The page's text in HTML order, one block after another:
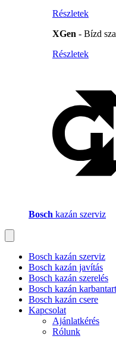
Részletek
XGen - Bízd
Részletek
Bosch kazán szerviz
Bosch kazán szerviz
Bosch kazán javítás
Bosch kazán szerelés
Bosch kazán
Bosch kazán csere
Kapcsolat
Ajánlatkérés
Rólunk